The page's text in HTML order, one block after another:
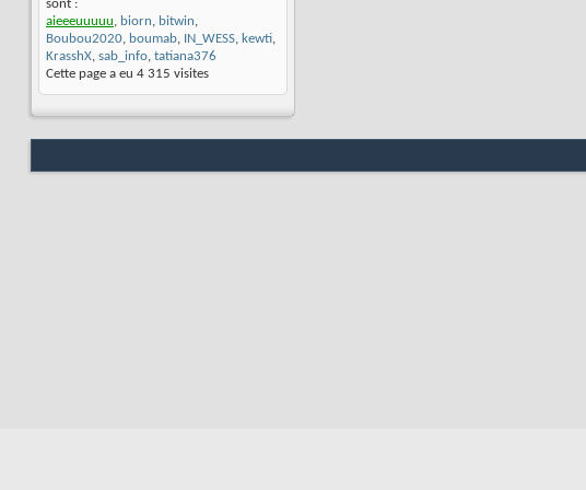
sont :
aieeeuuuuu, biorn, bitwin,
Boubou2020, boumab, IN_WESS, kewti,
KrasshX, sab_info, tatiana376
Cette page a eu 4 315 visites